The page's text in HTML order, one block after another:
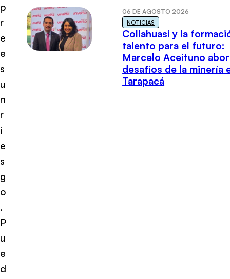
p
r
e
e
s
u
n
r
i
e
s
g
o
.
P
u
e
d
06 DE AGOSTO 2026
NOTICIAS
Collahuasi y la
talento para el futuro:
Marcelo Aceituno
desafíos de la minería
Tarapacá